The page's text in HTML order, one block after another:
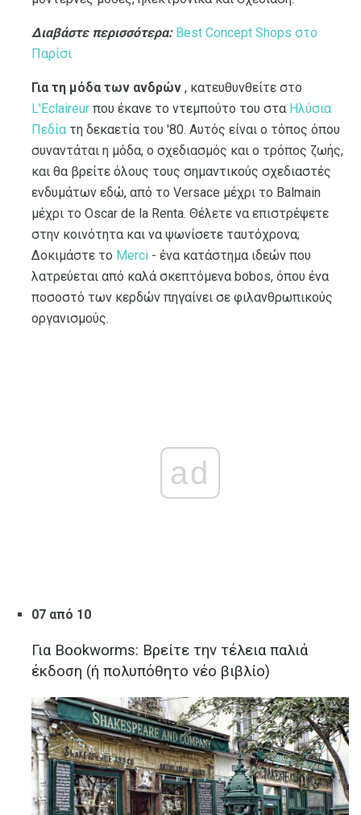
Διαβάστε περισσότερα: Best Concept Shops στο
Παρίσι
Για τη μόδα των ανδρών , κατευθυνθείτε στο
L'Eclaireur που έκανε το ντεμπούτο του στα Ηλύσια
Πεδία τη δεκαετία του '80. Αυτός είναι ο τόπος όπου
συναντάται η μόδα, ο σχεδιασμός και ο τρόπος ζωής,
και θα βρείτε όλους τους σημαντικούς σχεδιαστές
ενδυμάτων εδώ, από το Versace μέχρι το Balmain
μέχρι το Oscar de la Renta. Θέλετε να επιστρέψετε
στην κοινότητα και να ψωνίσετε ταυτόχρονα;
Δοκιμάστε το Merci - ένα κατάστημα ιδεών που
λατρεύεται από καλά σκεπτόμενα bobos, όπου ένα
ποσοστό των κερδών πηγαίνει σε φιλανθρωπικούς
οργανισμούς.
ad
07 από 10
Για Bookworms: Βρείτε την τέλεια παλιά
έκδοση (ή πολυπόθητο νέο βιβλίο)